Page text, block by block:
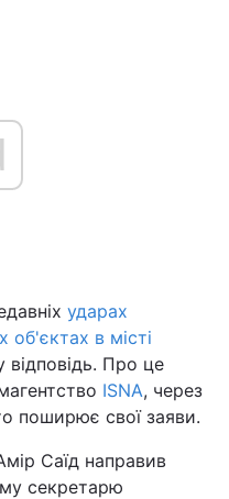
ударах
об'єктах в місті
відповідь. Про це
ISNA, через
поширює свої заяви.
Саїд направив
секретарю